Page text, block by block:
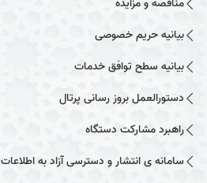
مناقصه و مزایده
بیانیه حریم خصوصی
بیانیه سطح توافق خدمات
دستورالعمل بروز رسانی پرتال
راهبرد مشارکت دستگاه
سامانه ی انتشار و دسترسی آزاد به اطلاعات